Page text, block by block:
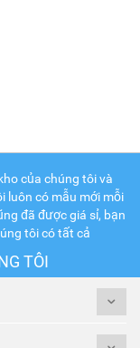
của chúng tôi và
luôn có mẫu mới mỗi
đã được giá sỉ, bạn
tôi có tất cả
TÔI